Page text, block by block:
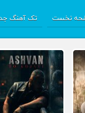
نخست تک آهنگ